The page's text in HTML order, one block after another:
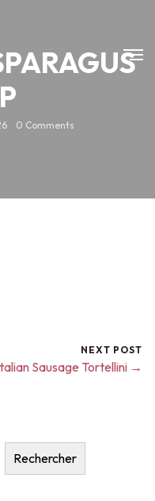
0 Comments
NEXT POST
Sausage Tortellini →
Rechercher